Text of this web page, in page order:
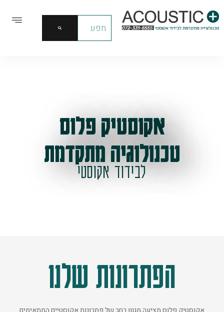
אקוסטיק פלוס
טכנולוגיה מתקדמת
לבידוד אקוסטי
הפתרונות שלנו